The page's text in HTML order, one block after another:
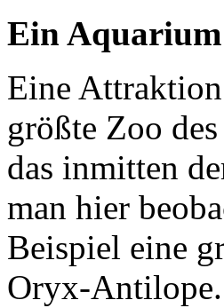
Ein
Eine
größte Zoo
das inmitten
man hier
Beispiel eine
Oryx-Antilope.